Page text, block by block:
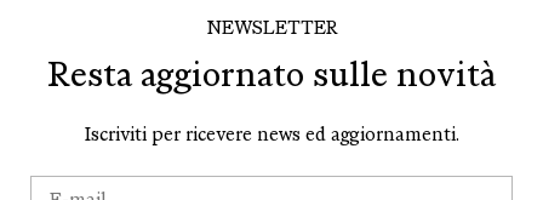
NEWSLETTER
Resta aggiornato sulle novità
Iscriviti per ricevere news ed aggiornamenti.